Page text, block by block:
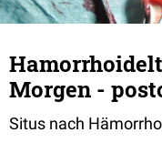
Morgen -
Situs nach